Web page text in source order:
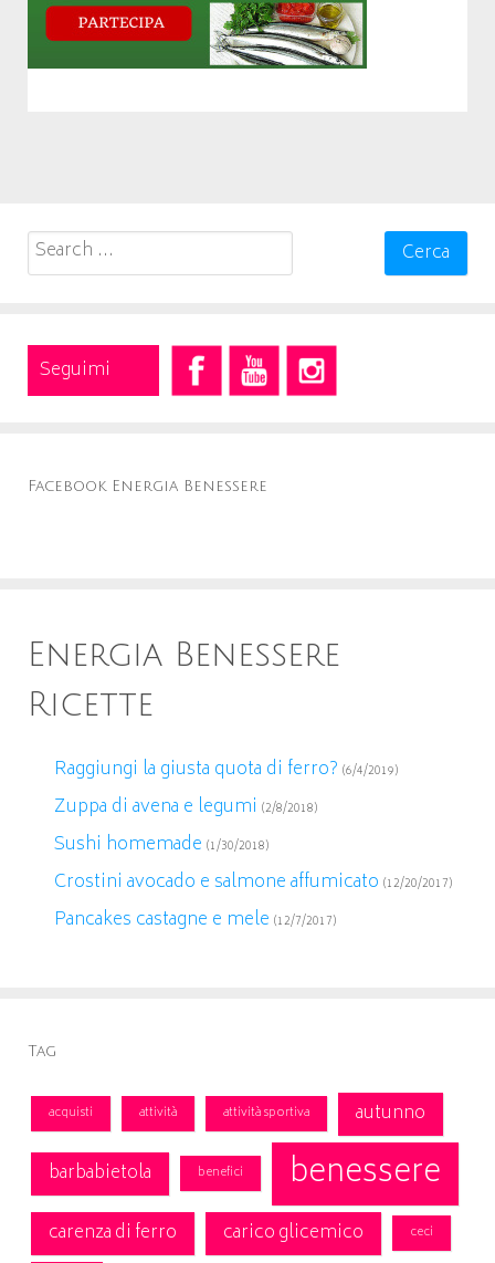
Search
for:
Seguimi
Facebook Energia Benessere
Energia Benessere
Ricette
Raggiungi la giusta quota di ferro? (6/4/2019)
Zuppa di avena e legumi (2/8/2018)
Sushi homemade (1/30/2018)
Crostini avocado e salmone affumicato (12/20/2017)
Pancakes castagne e mele (12/7/2017)
Tag
acquisti attività attività sportiva
autunno
barbabietola
benefici benessere
carenza di ferro carico glicemico ceci